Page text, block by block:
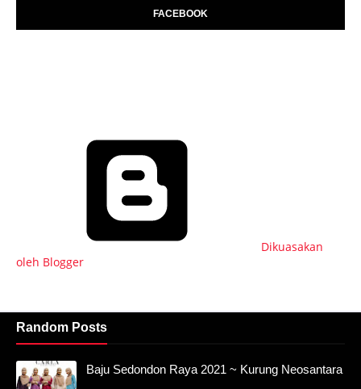
FACEBOOK
Dikuasakan
oleh Blogger
Random Posts
Baju Sedondon Raya 2021 ~ Kurung Neosantara